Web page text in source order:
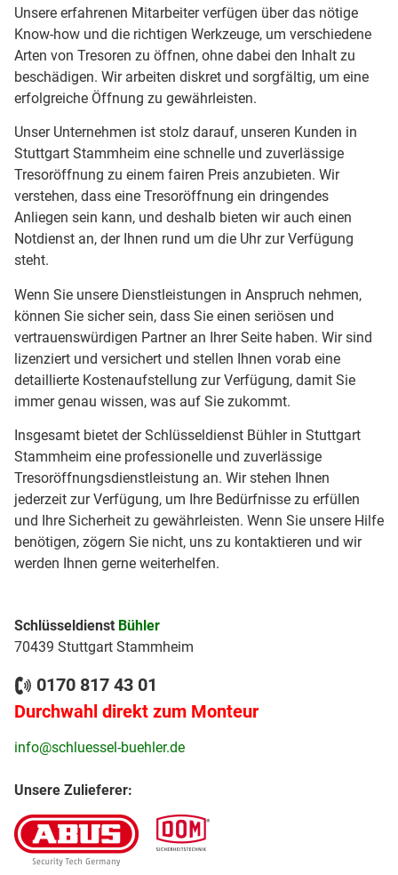
Unsere erfahrenen Mitarbeiter verfügen über das nötige
Know-how und die richtigen Werkzeuge, um verschiedene
Arten von Tresoren zu öffnen, ohne dabei den Inhalt zu
beschädigen. Wir arbeiten diskret und sorgfältig, um eine
erfolgreiche Öffnung zu gewährleisten.
Unser Unternehmen ist stolz darauf, unseren Kunden in
Stuttgart Stammheim eine schnelle und zuverlässige
Tresoröffnung zu einem fairen Preis anzubieten. Wir
verstehen, dass eine Tresoröffnung ein dringendes
Anliegen sein kann, und deshalb bieten wir auch einen
Notdienst an, der Ihnen rund um die Uhr zur Verfügung
steht.
Wenn Sie unsere Dienstleistungen in Anspruch nehmen,
können Sie sicher sein, dass Sie einen seriösen und
vertrauenswürdigen Partner an Ihrer Seite haben. Wir sind
lizenziert und versichert und stellen Ihnen vorab eine
detaillierte Kostenaufstellung zur Verfügung, damit Sie
immer genau wissen, was auf Sie zukommt.
Insgesamt bietet der Schlüsseldienst Bühler in Stuttgart
Stammheim eine professionelle und zuverlässige
Tresoröffnungsdienstleistung an. Wir stehen Ihnen
jederzeit zur Verfügung, um Ihre Bedürfnisse zu erfüllen
und Ihre Sicherheit zu gewährleisten. Wenn Sie unsere Hilfe
benötigen, zögern Sie nicht, uns zu kontaktieren und wir
werden Ihnen gerne weiterhelfen.
Schlüsseldienst Bühler
70439 Stuttgart Stammheim
0170 817 43 01
Durchwahl direkt zum Monteur
info@schluessel-buehler.de
Unsere Zulieferer: